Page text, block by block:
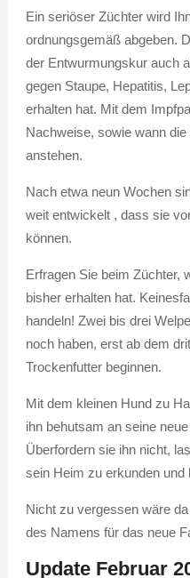
Ein seriöser Züchter wird
ordnungsgemäß abgeben.
der Entwurmungskur auch
gegen Staupe, Hepatitis,
erhalten hat. Mit dem
Nachweise, sowie wann
anstehen.
Nach etwa neun Wochen
weit entwickelt , dass sie
können.
Erfragen Sie beim Züchter,
bisher erhalten hat.
handeln! Zwei bis drei
noch haben, erst ab dem
Trockenfutter beginnen.
Mit dem kleinen Hund zu
ihn behutsam an seine
Überfordern sie ihn nicht,
sein Heim zu erkunden und
Nicht zu vergessen wäre
des Namens für das neue
Update Februar